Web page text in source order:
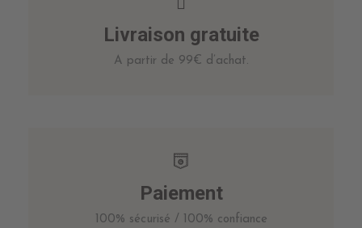
Livraison gratuite
A partir de 99€ d’achat.
Paiement
100% sécurisé / 100% confiance